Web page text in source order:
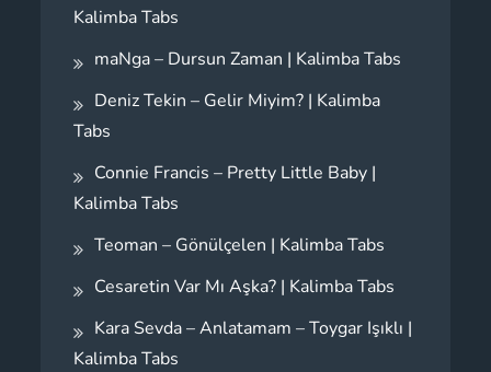
Kalimba Tabs
maNga – Dursun Zaman | Kalimba Tabs
Deniz Tekin – Gelir Miyim? | Kalimba
Tabs
Connie Francis – Pretty Little Baby |
Kalimba Tabs
Teoman – Gönülçelen | Kalimba Tabs
Cesaretin Var Mı Aşka? | Kalimba Tabs
Kara Sevda – Anlatamam – Toygar Işıklı |
Kalimba Tabs